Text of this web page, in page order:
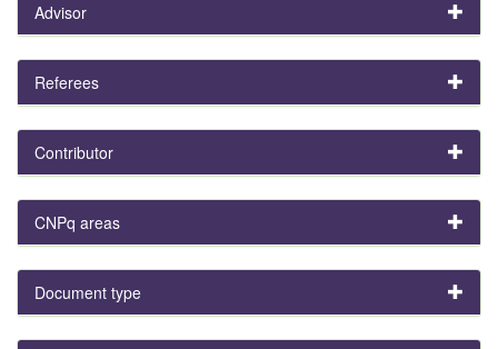
Advisor
Referees
Contributor
CNPq areas
Document type